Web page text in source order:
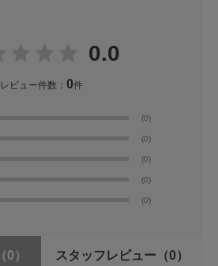
0.0
レビュー件数： 0件
(0)
(0)
(0)
(0)
(0)
（0） スタッフレビュー （0）